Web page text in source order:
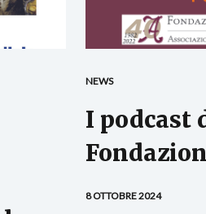
NEWS
I podcast
8 OTTOBRE 2024